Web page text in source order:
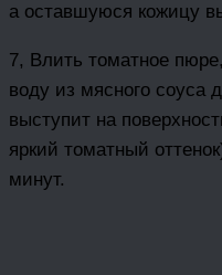
а оставшуюся кожицу
7, Влить томатное
воду из мясного соуса
выступит на
яркий томатный
минут.